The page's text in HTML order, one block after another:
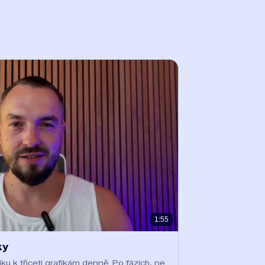
1:55
k třiceti grafikám denně. Po fázích, ne